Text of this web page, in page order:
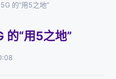
的“用5之地”
的“用5之地”